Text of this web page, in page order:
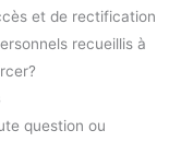
et de rectification
recueillis à
question ou